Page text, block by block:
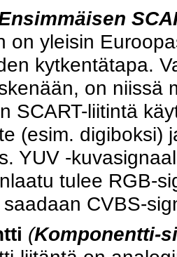
on yleisin
kytkentätapa.
on niissä
SCART-liitintä
(esim. digiboksi)
YUV -
tulee RGB-
CVBS-
(Komponentti-